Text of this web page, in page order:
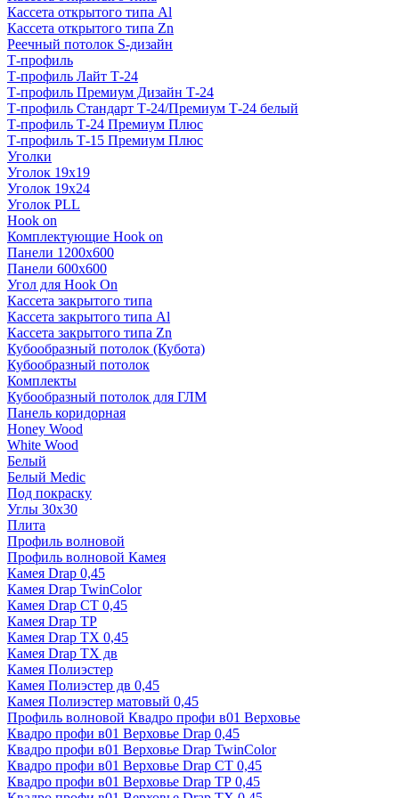
Кассета открытого типа Al
Кассета открытого типа Zn
Реечный потолок S-дизайн
Т-профиль
Т-профиль Лайт Т-24
Т-профиль Премиум Дизайн Т-24
Т-профиль Стандарт Т-24/Премиум Т-24 белый
Т-профиль Т-24 Премиум Плюс
Т-профиль Т-15 Премиум Плюс
Уголки
Уголок 19х19
Уголок 19х24
Уголок PLL
Hook on
Комплектующие Hook on
Панели 1200х600
Панели 600х600
Угол для Hook On
Кассета закрытого типа
Кассета закрытого типа Al
Кассета закрытого типа Zn
Кубообразный потолок (Кубота)
Кубообразный потолок
Комплекты
Кубообразный потолок для ГЛМ
Панель коридорная
Honey Wood
White Wood
Белый
Белый Medic
Под покраску
Углы 30х30
Плита
Профиль волновой
Профиль волновой Камея
Камея Drap 0,45
Камея Drap TwinColor
Камея Drap СТ 0,45
Камея Drap ТР
Камея Drap ТХ 0,45
Камея Drap ТХ дв
Камея Полиэстер
Камея Полиэстер дв 0,45
Камея Полиэстер матовый 0,45
Профиль волновой Квадро профи в01 Верховье
Квадро профи в01 Верховье Drap 0,45
Квадро профи в01 Верховье Drap TwinColor
Квадро профи в01 Верховье Drap СТ 0,45
Квадро профи в01 Верховье Drap ТР 0,45